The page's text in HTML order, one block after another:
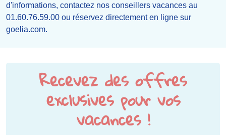
d'informations, contactez nos conseillers vacances au
01.60.76.59.00 ou réservez directement en ligne sur
goelia.com.
Recevez des offres
exclusives pour vos
vacances !